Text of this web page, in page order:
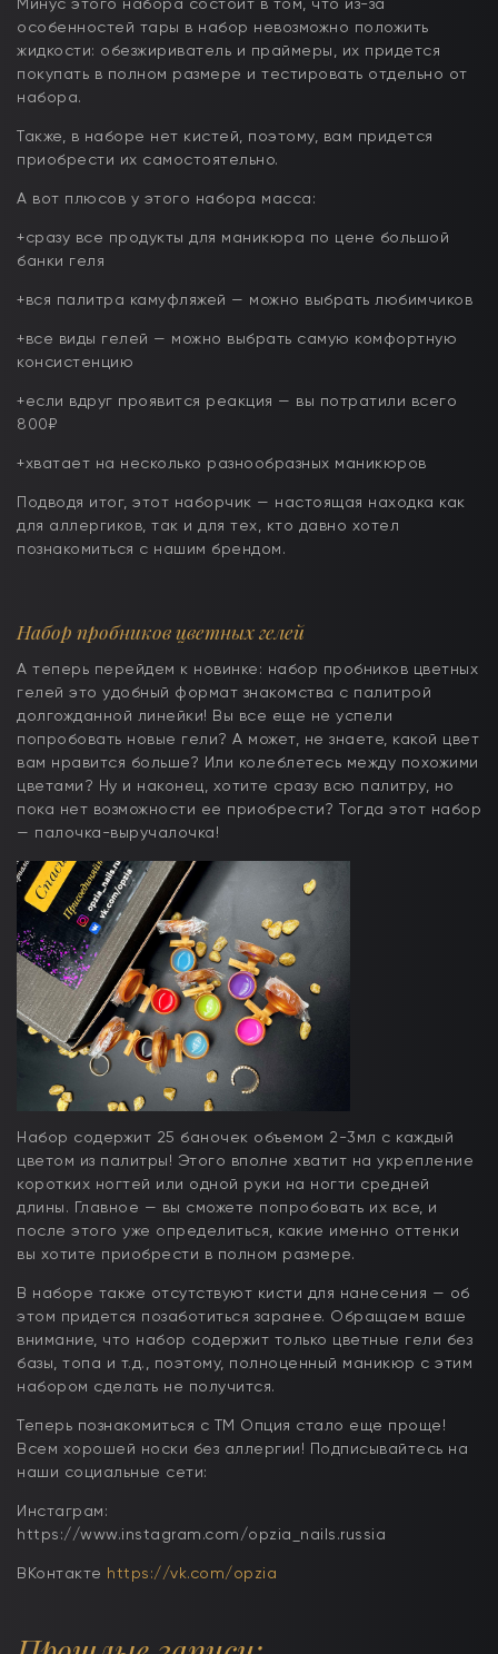
Минус этого набора состоит в том, что из-за
особенностей тары в набор невозможно положить
жидкости: обезжириватель и праймеры, их придется
покупать в полном размере и тестировать отдельно от
набора.
Также, в наборе нет кистей, поэтому, вам придется
приобрести их самостоятельно.
А вот плюсов у этого набора масса:
+сразу все продукты для маникюра по цене большой
банки геля
+вся палитра камуфляжей — можно выбрать любимчиков
+все виды гелей — можно выбрать самую комфортную
консистенцию
+если вдруг проявится реакция — вы потратили всего
800₽
+хватает на несколько разнообразных маникюров
Подводя итог, этот наборчик — настоящая находка как
для аллергиков, так и для тех, кто давно хотел
познакомиться с нашим брендом.
Набор пробников цветных гелей
А теперь перейдем к новинке: набор пробников цветных
гелей это удобный формат знакомства с палитрой
долгожданной линейки! Вы все еще не успели
попробовать новые гели? А может, не знаете, какой цвет
вам нравится больше? Или колеблетесь между похожими
цветами? Ну и наконец, хотите сразу всю палитру, но
пока нет возможности ее приобрести? Тогда этот набор
— палочка-выручалочка!
Набор содержит 25 баночек объемом 2-3мл с каждый
цветом из палитры! Этого вполне хватит на укрепление
коротких ногтей или одной руки на ногти средней
длины. Главное — вы сможете попробовать их все, и
после этого уже определиться, какие именно оттенки
вы хотите приобрести в полном размере.
В наборе также отсутствуют кисти для нанесения — об
этом придется позаботиться заранее. Обращаем ваше
внимание, что набор содержит только цветные гели без
базы, топа и т.д., поэтому, полноценный маникюр с этим
набором сделать не получится.
Теперь познакомиться с ТМ Опция стало еще проще!
Всем хорошей носки без аллергии! Подписывайтесь на
наши социальные сети:
Инстаграм:
https://www.instagram.com/opzia_nails.russia
ВКонтакте https://vk.com/opzia